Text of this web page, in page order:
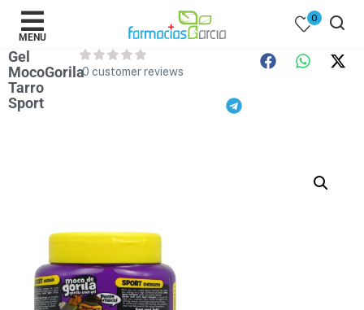
Bebes )
MENU
0
Gel
MocoGorila
Tarro
Sport
0 customer reviews